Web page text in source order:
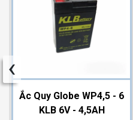
Ắc Quy Globe WP4,5 - 6
KLB 6V - 4,5AH
‹